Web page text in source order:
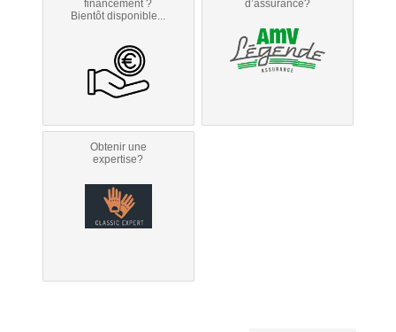
financement ?
Bientôt disponible...
d’assurance?
Obtenir une
expertise?